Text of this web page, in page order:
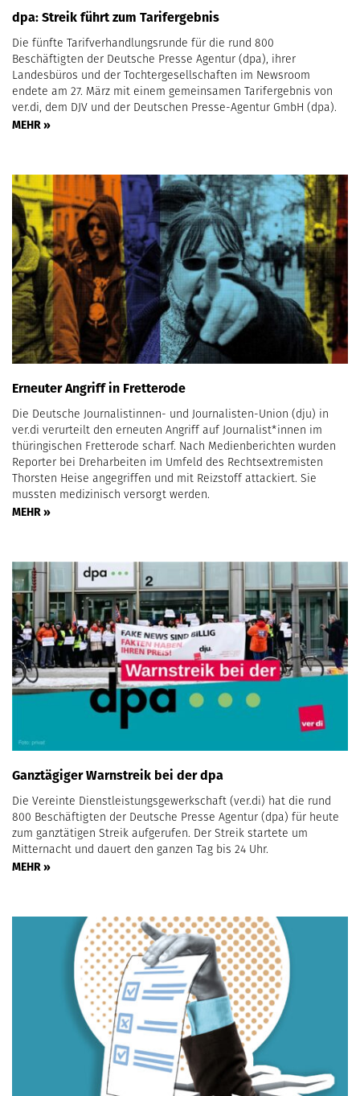
dpa: Streik führt zum Tarifergebnis
Die fünfte Tarifverhandlungsrunde für die rund 800
Beschäftigten der Deutsche Presse Agentur (dpa), ihrer
Landesbüros und der Tochtergesellschaften im Newsroom
endete am 27. März mit einem gemeinsamen Tarifergebnis von
ver.di, dem DJV und der Deutschen Presse-Agentur GmbH (dpa).
MEHR »
Erneuter Angriff in Fretterode
Die Deutsche Journalistinnen- und Journalisten-Union (dju) in
ver.di verurteilt den erneuten Angriff auf Journalist*innen im
thüringischen Fretterode scharf. Nach Medienberichten wurden
Reporter bei Dreharbeiten im Umfeld des Rechtsextremisten
Thorsten Heise angegriffen und mit Reizstoff attackiert. Sie
mussten medizinisch versorgt werden.
MEHR »
Ganztägiger Warnstreik bei der dpa
Die Vereinte Dienstleistungsgewerkschaft (ver.di) hat die rund
800 Beschäftigten der Deutsche Presse Agentur (dpa) für heute
zum ganztätigen Streik aufgerufen. Der Streik startete um
Mitternacht und dauert den ganzen Tag bis 24 Uhr.
MEHR »